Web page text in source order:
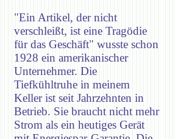
"Ein Artikel, der nicht
verschleißt, ist eine Tragödie
für das Geschäft" wusste schon
1928 ein amerikanischer
Unternehmer. Die
Tiefkühltruhe in meinem
Keller ist seit Jahrzehnten in
Betrieb. Sie braucht nicht mehr
Strom als ein heutiges Gerät